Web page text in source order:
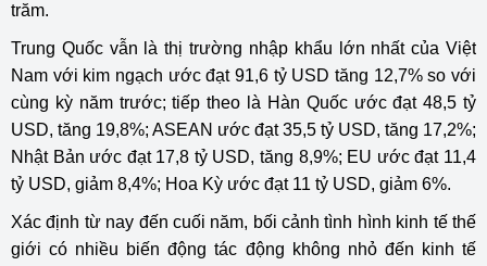
trăm.
Trung Quốc vẫn là thị trường nhập khẩu lớn nhất của Việt
Nam với kim ngạch ước đạt 91,6 tỷ USD tăng 12,7% so với
cùng kỳ năm trước; tiếp theo là Hàn Quốc ước đạt 48,5 tỷ
USD, tăng 19,8%; ASEAN ước đạt 35,5 tỷ USD, tăng 17,2%;
Nhật Bản ước đạt 17,8 tỷ USD, tăng 8,9%; EU ước đạt 11,4
tỷ USD, giảm 8,4%; Hoa Kỳ ước đạt 11 tỷ USD, giảm 6%.
Xác định từ nay đến cuối năm, bối cảnh tình hình kinh tế thế
giới có nhiều biến động tác động không nhỏ đến kinh tế